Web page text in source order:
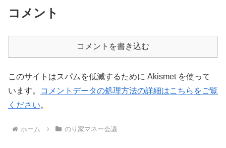
コメント
コメントを書き込む
このサイトはスパムを低減するために Akismet を使って
います。
コメントデータの処理方法の詳細はこちらをご覧
ください。
ホーム のり家マネー会議